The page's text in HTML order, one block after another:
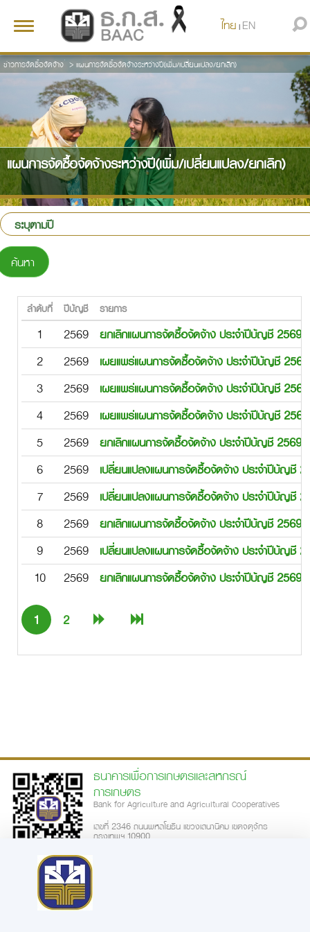
Toggle
ไทย | EN
ข่าวการจัดซื้อจัดจ้าง > แผนการจัดซื้อจัดจ้างระหว่างปี(เพิ่ม/เปลี่ยนแปลง/ยกเลิก)
แผนการจัดซื้อจัดจ้างระหว่างปี(เพิ่ม/เปลี่ยนแปลง/ยกเลิก)
ค้นหา
ลำดับที่ ปีบัญชี รายการ
1 2569
ยกเลิกแผนการจัดซื้อจัดจ้าง ประจำปีบัญชี 2569
2
2569
เผยแพร่แผนการจัดซื้อจัดจ้าง ประจำปีบัญชี
3
2569
เผยแพร่แผนการจัดซื้อจัดจ้าง ประจำปีบัญชี
4
2569
เผยแพร่แผนการจัดซื้อจัดจ้าง ประจำปีบัญชี
5
2569
ยกเลิกแผนการจัดซื้อจัดจ้าง ประจำปีบัญชี 2569
6
2569
เปลี่ยนแปลงแผนการจัดซื้อจัดจ้าง ประจำปีบัญชี
7
2569
เปลี่ยนแปลงแผนการจัดซื้อจัดจ้าง ประจำปีบัญชี
8
2569
ยกเลิกแผนการจัดซื้อจัดจ้าง ประจำปีบัญชี 2569
9
2569
เปลี่ยนแปลงแผนการจัดซื้อจัดจ้าง ประจำปีบัญชี
10
2569 ยกเลิกแผนการจัดซื้อจัดจ้าง ประจำปีบัญชี 2569
1 2
ธนาคารเพื่อการเกษตรและสหกรณ์
การเกษตร
Bank for Agriculture and Agricultural Cooperatives
เลขที่ 2346 ถนนพหลโยธิน แขวงเสนานิคม เขตจตุจักร
กรุงเทพฯ 10900
นโยบายเว็บไซต์|นโยบายการรักษาความมั่นคงปลอดภัย
บุคคล|ประกาศความเป็นส่วนตัว